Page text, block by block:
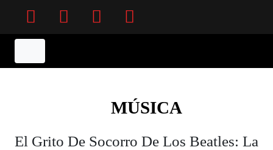
MÚSICA
El Grito De Socorro De Los Beatles: La